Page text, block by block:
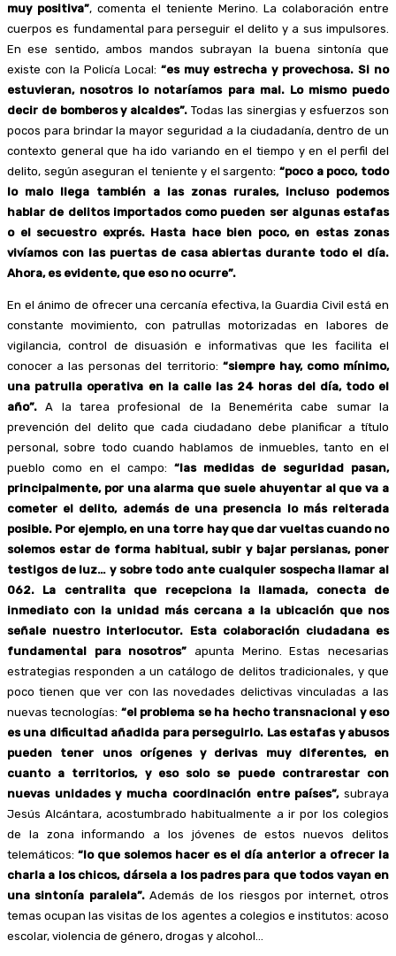
muy positiva”, comenta el teniente Merino. La colaboración entre
cuerpos es fundamental para perseguir el delito y a sus impulsores.
En ese sentido, ambos mandos subrayan la buena sintonía que
existe con la Policía Local: “es muy estrecha y provechosa. Si no
estuvieran, nosotros lo notaríamos para mal. Lo mismo puedo
decir de bomberos y alcaldes”. Todas las sinergias y esfuerzos son
pocos para brindar la mayor seguridad a la ciudadanía, dentro de un
contexto general que ha ido variando en el tiempo y en el perfil del
delito, según aseguran el teniente y el sargento:“poco a poco, todo
lo malo llega también a las zonas rurales, incluso podemos
hablar de delitos importados como pueden ser algunas estafas
o el secuestro exprés. Hasta hace bien poco, en estas zonas
vivíamos con las puertas de casa abiertas durante todo el día.
Ahora, es evidente, que eso no ocurre”.
En el ánimo de ofrecer una cercanía efectiva, la Guardia Civil está en
constante movimiento, con patrullas motorizadas en labores de
vigilancia, control de disuasión e informativas que les facilita el
conocer a las personas del territorio: “siempre hay, como mínimo,
una patrulla operativa en la calle las 24 horas del día, todo el
año”. A la tarea profesional de la Benemérita cabe sumar la
prevención del delito que cada ciudadano debe planificar a título
personal, sobre todo cuando hablamos de inmuebles, tanto en el
pueblo como en el campo: “las medidas de seguridad pasan,
principalmente, por una alarma que suele ahuyentar al que va a
cometer el delito, además de una presencia lo más reiterada
posible. Por ejemplo, en una torre hay que dar vueltas cuando no
solemos estar de forma habitual, subir y bajar persianas, poner
testigos de luz… y sobre todo ante cualquier sospecha llamar al
062. La centralita que recepciona la llamada, conecta de
inmediato con la unidad más cercana a la ubicación que nos
señale nuestro interlocutor. Esta colaboración ciudadana es
fundamental para nosotros” apunta Merino. Estas necesarias
estrategias responden a un catálogo de delitos tradicionales, y que
poco tienen que ver con las novedades delictivas vinculadas a las
nuevas tecnologías: “el problema se ha hecho transnacional y eso
es una dificultad añadida para perseguirlo. Las estafas y abusos
pueden tener unos orígenes y derivas muy diferentes, en
cuanto a territorios, y eso solo se puede contrarestar con
nuevas unidades y mucha coordinación entre países”,subraya
Jesús Alcántara, acostumbrado habitualmente a ir por los colegios
de la zona informando a los jóvenes de estos nuevos delitos
telemáticos: “lo que solemos hacer es el día anterior a ofrecer la
charla a los chicos, dársela a los padres para que todos vayan en
una sintonía paralela”.Además de los riesgos por internet, otros
temas ocupan las visitas de los agentes a colegios e institutos: acoso
escolar, violencia de género, drogas y alcohol…